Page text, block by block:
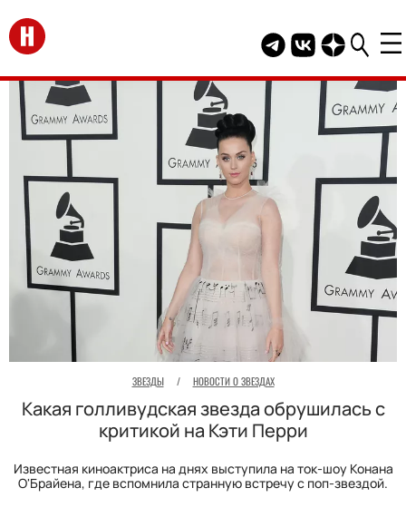
Перейти на главную
Telegram канал
Группа HELLO
Канал
ЗВЕЗДЫ / НОВОСТИ О ЗВЕЗДАХ
Какая голливудская звезда обрушилась с
критикой на Кэти Перри
Известная киноактриса на днях выступила на ток-шоу Конана
О'Брайена, где вспомнила странную встречу с поп-звездой.